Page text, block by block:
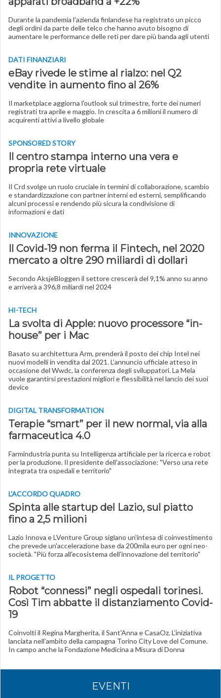
Durante la pandemia l'azienda finlandese ha registrato un picco
degli ordini da parte delle telco che hanno avuto bisogno di
aumentare le performance delle reti per dare più banda agli utenti
DATI FINANZIARI
eBay rivede le stime al rialzo: nel Q2
vendite in aumento fino al 26%
Il marketplace aggiorna l'outlook sul trimestre, forte dei numeri
registrati tra aprile e maggio. In crescita a 6 milioni il numero di
acquirenti attivi a livello globale
SPONSORED STORY
Il centro stampa interno una vera e
propria rete virtuale
Il Crd svolge un ruolo cruciale in termini di collaborazione, scambio
e standardizzazione con partner interni ed esterni, semplificando
alcuni processi e rendendo più sicura la condivisione di
informazioni e dati
INNOVAZIONE
Il Covid-19 non ferma il Fintech, nel 2020
mercato a oltre 290 miliardi di dollari
Secondo AksjeBloggen il settore crescerà del 9,1% anno su anno
e arriverà a 396,8 miliardi nel 2024
HI-TECH
La svolta di Apple: nuovo processore “in-
house” per i Mac
Basato su architettura Arm, prenderà il posto dei chip Intel nei
nuovi modelli in vendita dal 2021. L'annuncio ufficiale atteso in
occasione del Wwdc, la conferenza degli sviluppatori. La Mela
vuole garantirsi prestazioni migliori e flessibilità nel lancio dei suoi
device
DIGITAL TRANSFORMATION
Terapie “smart” per il new normal, via alla
farmaceutica 4.0
Farmindustria punta su Intelligenza artificiale per la ricerca e robot
per la produzione. Il presidente dell'associazione: "Verso una rete
integrata tra ospedali e territorio"
L'ACCORDO QUADRO
Spinta alle startup del Lazio, sul piatto
fino a 2,5 milioni
Lazio Innova e LVenture Group siglano un'intesa di coinvestimento
che prevede un'accelerazione base da 200mila euro per ogni neo-
società. "Più forza all'ecosistema dell’innovazione del territorio"
IL PROGETTO
Robot “connessi” negli ospedali torinesi.
Così Tim abbatte il distanziamento Covid-
19
Coinvolti il Regina Margherita, il Sant'Anna e CasaOz. L’iniziativa
lanciata nell’ambito della campagna Torino City Love del Comune.
In campo anche la Fondazione Medicina a Misura di Donna
EVENTI